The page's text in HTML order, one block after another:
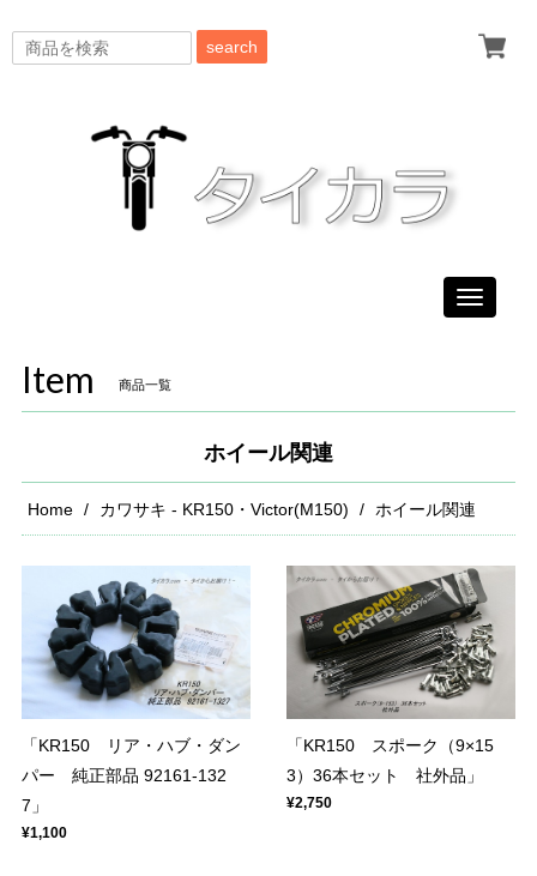
search
Toggle
Item 商品一覧
ホイール関連
Home カワサキ - KR150・Victor(M150) ホイール関連
「KR150 リア・ハブ・ダン
パー 純正部品 92161-132
7」
¥1,100
「KR150 スポーク（9×15
3）36本セット 社外品」
¥2,750